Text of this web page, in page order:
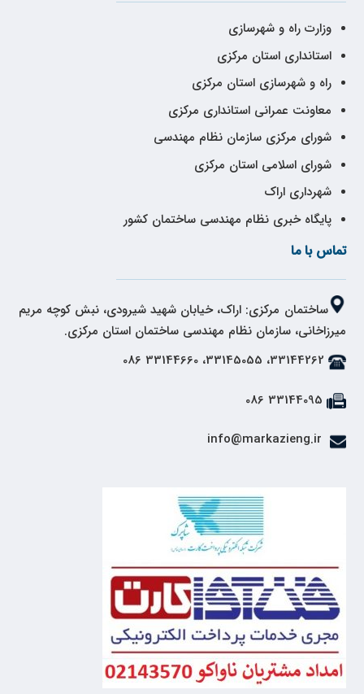
وزارت راه و شهرسازی
استانداری استان مرکزی
راه و شهرسازی استان مرکزی
معاونت عمرانی استانداری مرکزی
شورای مرکزی سازمان نظام مهندسی
شورای اسلامی استان مرکزی
شهرداری اراک
پایگاه خبری نظام مهندسی ساختمان کشور
تماس با ما
ساختمان مرکزی: اراک، خیابان شهید شیرودی، نبش کوچه مریم
میرزاخانی، سازمان نظام مهندسی ساختمان استان مرکزی.
33144262، 33145055، 33144660 086
33144095 086